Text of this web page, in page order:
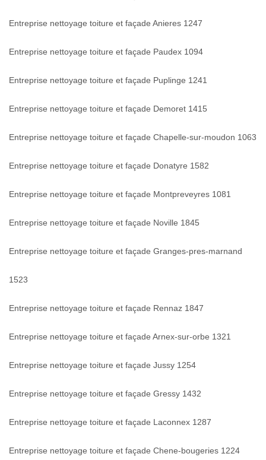
Entreprise nettoyage toiture et façade Anieres 1247
Entreprise nettoyage toiture et façade Paudex 1094
Entreprise nettoyage toiture et façade Puplinge 1241
Entreprise nettoyage toiture et façade Demoret 1415
Entreprise nettoyage toiture et façade Chapelle-sur-moudon 1063
Entreprise nettoyage toiture et façade Donatyre 1582
Entreprise nettoyage toiture et façade Montpreveyres 1081
Entreprise nettoyage toiture et façade Noville 1845
Entreprise nettoyage toiture et façade Granges-pres-marnand
1523
Entreprise nettoyage toiture et façade Rennaz 1847
Entreprise nettoyage toiture et façade Arnex-sur-orbe 1321
Entreprise nettoyage toiture et façade Jussy 1254
Entreprise nettoyage toiture et façade Gressy 1432
Entreprise nettoyage toiture et façade Laconnex 1287
Entreprise nettoyage toiture et façade Chene-bougeries 1224